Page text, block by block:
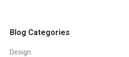
Blog Categories
Design